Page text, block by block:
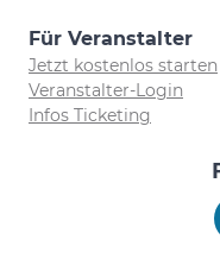
Für Veranstalter
Jetzt kostenlos starten
Veranstalter-Login
Infos Ticketing